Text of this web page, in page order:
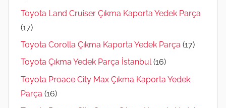
Toyota Land Cruiser Çıkma Kaporta Yedek Parça
(17)
Toyota Corolla Çıkma Kaporta Yedek Parça (17)
Toyota Çıkma Yedek Parça İstanbul (16)
Toyota Proace City Max Çıkma Kaporta Yedek
Parça (16)